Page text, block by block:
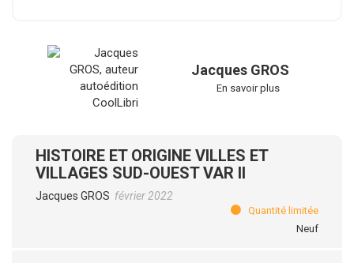
Jacques GROS
En savoir plus
HISTOIRE ET ORIGINE VILLES ET
VILLAGES SUD-OUEST VAR II
Jacques GROS février 2022
Quantité limitée
Neuf